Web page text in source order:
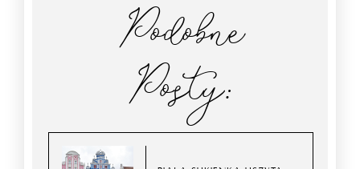
Podobne
Posty: